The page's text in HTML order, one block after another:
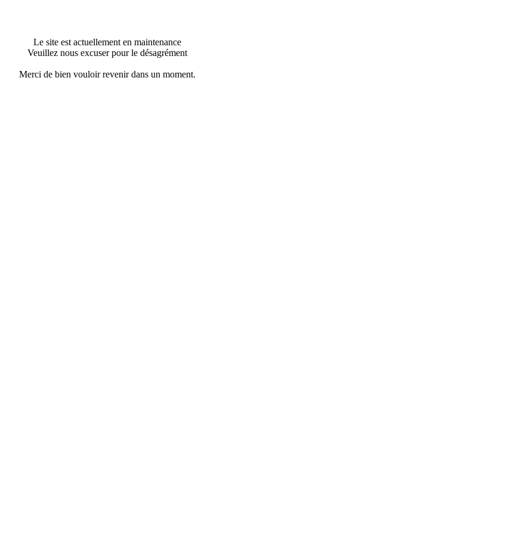
Le site est actuellement en maintenance
Veuillez nous excuser pour le désagrément
Merci de bien vouloir revenir dans un moment.